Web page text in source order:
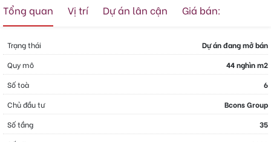
Tổng quan Vị trí Dự án lân cận Giá bán:
Trạng thái
Dự án đang mở bán
Quy mô
44 nghìn m2
Số toà
6
Chủ đầu tư
Bcons Group
Số tầng
35